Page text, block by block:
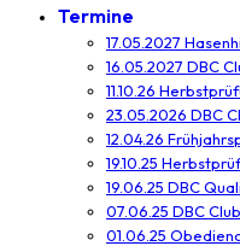
Termine
17.05.2027
16.05.2027 DBC
11.10.26
23.05.2026 DBC
12.04.26
19.10.25
19.06.25 DBC
07.06.25 DBC
01.06.25